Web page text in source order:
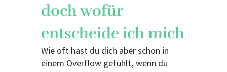
doch wofür
entscheide ich mich
Wie oft hast du dich aber schon in
einem Overflow gefühlt, wenn du